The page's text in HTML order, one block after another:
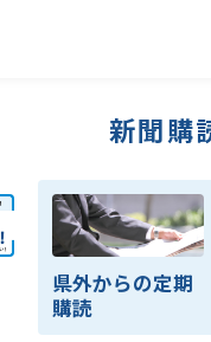
新聞購
県外からの定期
購読